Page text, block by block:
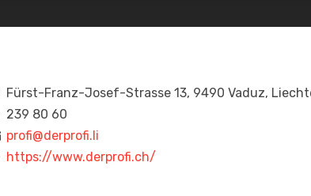
Fürst-Franz-Josef-Strasse 13, 9490 Vaduz,
239 80 60
profi@derprofi.li
https://www.derprofi.ch/